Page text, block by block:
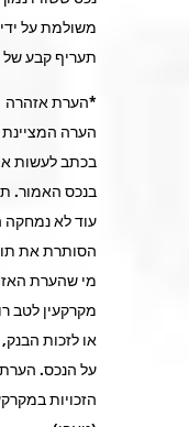
משולמת על
תעריף קבע של
*הערת אזהרה
הערה המציינת
בכתב לעשות
בנכס האמור.
עוד לא
הסותרת את
מי שהערת
מקרקעין לטב
או לזכות
על הנכס.
הזכויות